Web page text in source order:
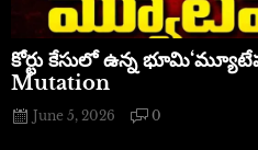
​కోర్టు కేసులో ఉన్న
Mutation
June 5, 2026 0